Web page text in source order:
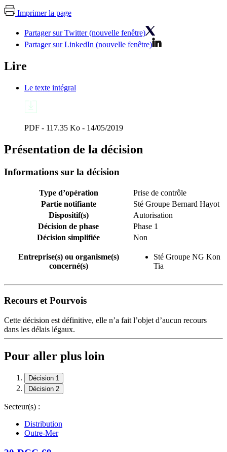
Imprimer la page
Partager sur Twitter (nouvelle fenêtre)
Partager sur LinkedIn (nouvelle fenêtre)
Lire
Le texte intégral
PDF - 117.35 Ko - 14/05/2019
Présentation de la décision
Informations sur la décision
Type d’opération
Prise de contrôle
Partie notifiante
Sté Groupe Bernard Hayot
Dispositif(s)
Autorisation
Décision de phase
Phase 1
Décision simplifiée
Non
Entreprise(s) ou organisme(s)
concerné(s)
Sté Groupe NG Kon
Tia
Recours et Pourvois
Cette décision est définitive, elle n’a fait l’objet d’aucun recours
dans les délais légaux.
Pour aller plus loin
Décision 1
Décision 2
Secteur(s) :
Distribution
Outre-Mer